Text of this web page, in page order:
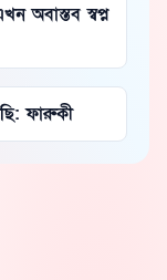
অবাস্তব স্বপ্ন
ফারুকী